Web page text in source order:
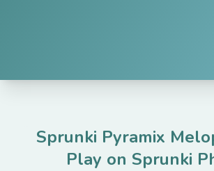
Sprunki Pyramix
Play on Sprunki